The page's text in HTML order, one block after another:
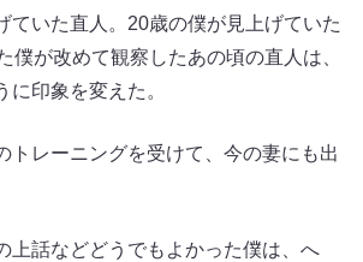
ていた直人。20歳の僕が見上げていた
僕が改めて観察したあの頃の直人は、
に印象を変えた。
トレーニングを受けて、今の妻にも出
上話などどうでもよかった僕は、へ